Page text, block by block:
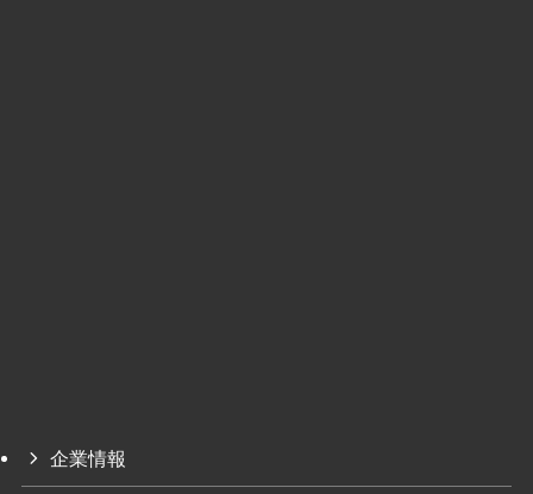
企業情報